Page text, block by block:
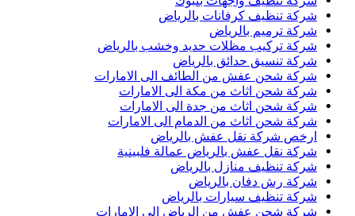
شركة تنظيف كرفانات بالرياض
شركة ترميم بالرياض
شركة تركيب مظلات حديد وخشب بالرياض
شركة تنسيق حدائق بالرياض
شركة شحن عفش من الطائف الى الامارات
شركة شحن اثاث من مكة الى الامارات
شركة شحن اثاث من جدة الى الامارات
شركة شحن اثاث من الدمام الى الامارات
ارخص شركة نقل عفش بالرياض
شركة نقل عفش بالرياض عمالة فلبينية
شركة تنظيف منازل بالرياض
شركة رش دفان بالرياض
شركة تنظيف سيارات بالرياض
شركة شحن عفش من الرياض الى الامارات